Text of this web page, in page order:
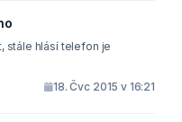
stále hlásí telefon je
18. Čvc 2015 v 16:21